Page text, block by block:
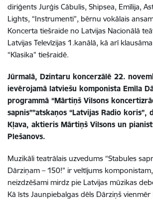
diriģents Jurģis Cābulis, Shipsea, Emīlija,
Lights, “Instrumenti”, bērnu vokālais
Koncerta tiešraide no Latvijas Nacionālā
Latvijas Televīzijas 1.kanālā, kā arī
“Klasika” tiešraidē.
Jūrmalā, Dzintaru koncerzālē 22.
ievērojamā latviešu komponista Emīla
programmā “Mārtiņš Vilsons
sapnis””atskaņos “Latvijas Radio koris”,
Kļava, aktieris Mārtiņš Vilsons un
Plešanovs.
Muzikāli teatrālais uzvedums “Stabules
Dārziņam – 150!” ir veltījums
neizdzēšami mirdz pie Latvijas mūzikas
Kā īsts Jaunpiebalgas dēls Dārziņš vienmēr